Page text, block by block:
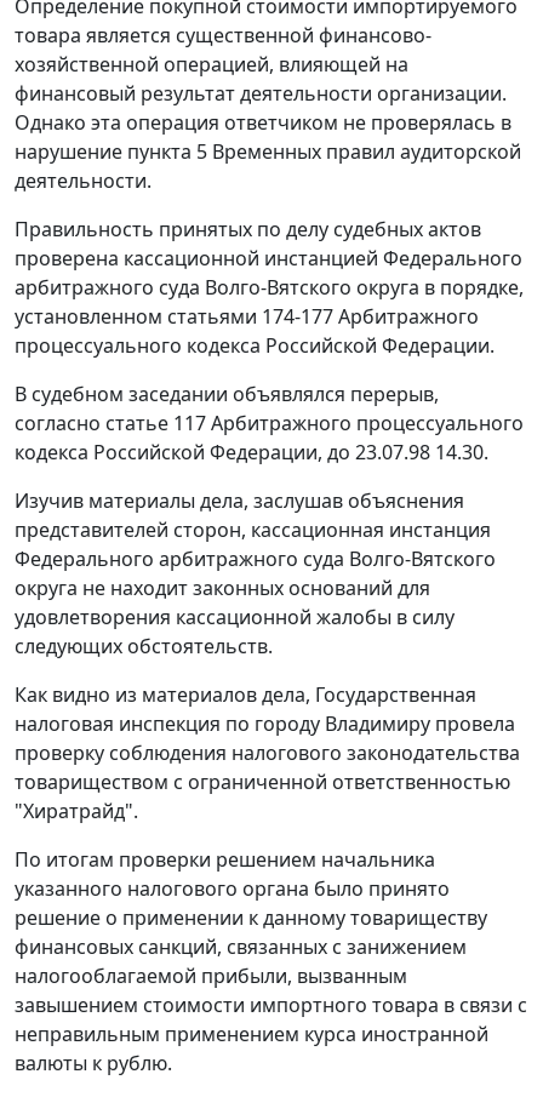
Определение покупной стоимости импортируемого
товара является существенной финансово-
хозяйственной операцией, влияющей на
финансовый результат деятельности организации.
Однако эта операция ответчиком не проверялась в
нарушение пункта 5 Временных правил аудиторской
деятельности.
Правильность принятых по делу судебных актов
проверена кассационной инстанцией Федерального
арбитражного суда Волго-Вятского округа в порядке,
установленном статьями 174-177Арбитражного
процессуального кодекса Российской Федерации.
В судебном заседании объявлялся перерыв,
согласно статье 117Арбитражного процессуального
кодекса Российской Федерации, до 23.07.98 14.30.
Изучив материалы дела, заслушав объяснения
представителей сторон, кассационная инстанция
Федерального арбитражного суда Волго-Вятского
округа не находит законных оснований для
удовлетворения кассационной жалобы в силу
следующих обстоятельств.
Как видно из материалов дела, Государственная
налоговая инспекция по городу Владимиру провела
проверку соблюдения налогового законодательства
товариществом с ограниченной ответственностью
"Хиратрайд".
По итогам проверки решением начальника
указанного налогового органа было принято
решение о применении к данному товариществу
финансовых санкций, связанных с занижением
налогооблагаемой прибыли, вызванным
завышением стоимости импортного товара в связи с
неправильным применением курса иностранной
валюты к рублю.